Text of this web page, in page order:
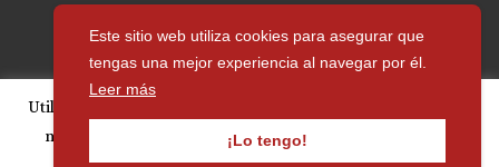
Política de cookies
Utilizamos cookies para personalizar publicidad y analizar
nuestro tráfico. Si continúa navegando, acepta su uso.
Este sitio web utiliza cookies para asegurar que
tengas una mejor experiencia al navegar por él.
Leer más
¡Lo tengo!